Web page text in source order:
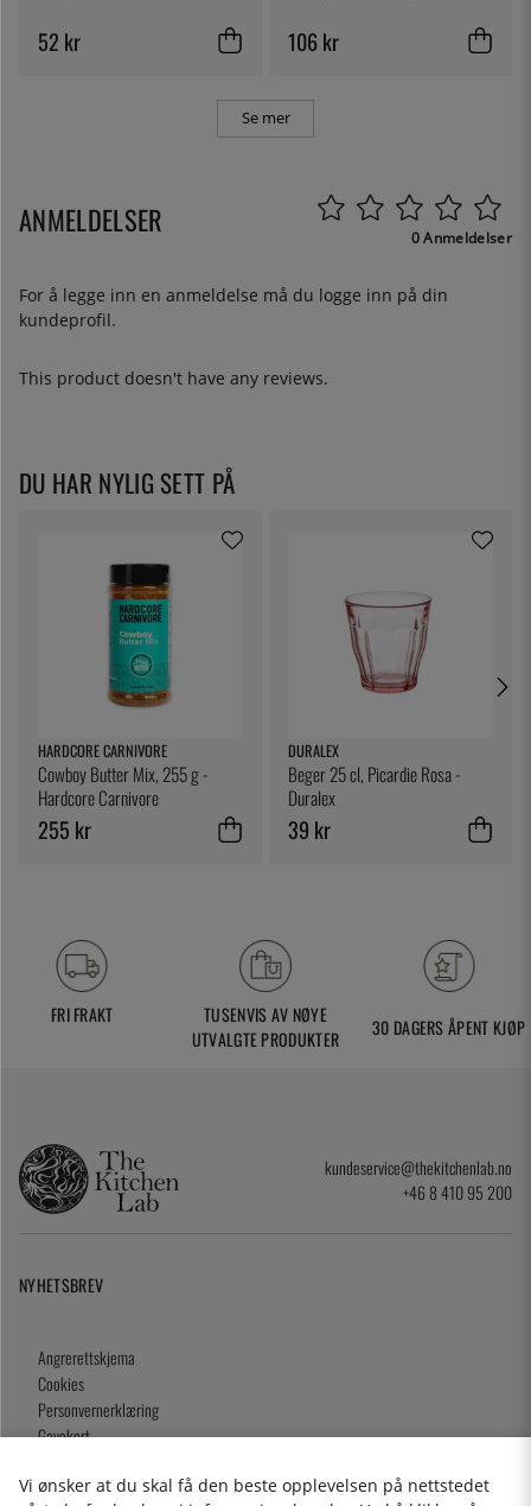
52 kr 106 kr
Se mer
ANMELDELSER 0 Anmeldelser
For å legge inn en anmeldelse må du logge inn på din
kundeprofil.
This product doesn't have any reviews.
DU HAR NYLIG SETT PÅ
HARDCORE CARNIVORE
Cowboy Butter Mix, 255 g -
Hardcore Carnivore
255 kr
DURALEX
Beger 25 cl, Picardie Rosa -
Duralex
39 kr
FRI FRAKT
TUSENVIS AV NØYE
UTVALGTE PRODUKTER
30 DAGERS ÅPENT KJØP
kundeservice@thekitchenlab.no
+46 8 410 95 200
NYHETSBREV
Angrerettskjema
Cookies
Personvernerklæring
Gavekort
Vi ønsker at du skal få den beste opplevelsen på nettstedet